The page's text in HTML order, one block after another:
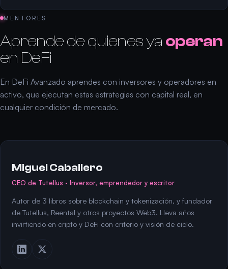
MENTORES
Aprende de quienes ya operan
en DeFi
En DeFi Avanzado aprendes con inversores y operadores en
activo, que ejecutan estas estrategias con capital real, en
cualquier condición de mercado.
Miguel Caballero
CEO de Tutellus · Inversor, emprendedor y escritor
Autor de 3 libros sobre blockchain y tokenización, y fundador
de Tutellus, Reental y otros proyectos Web3. Lleva años
invirtiendo en cripto y DeFi con criterio y visión de ciclo.